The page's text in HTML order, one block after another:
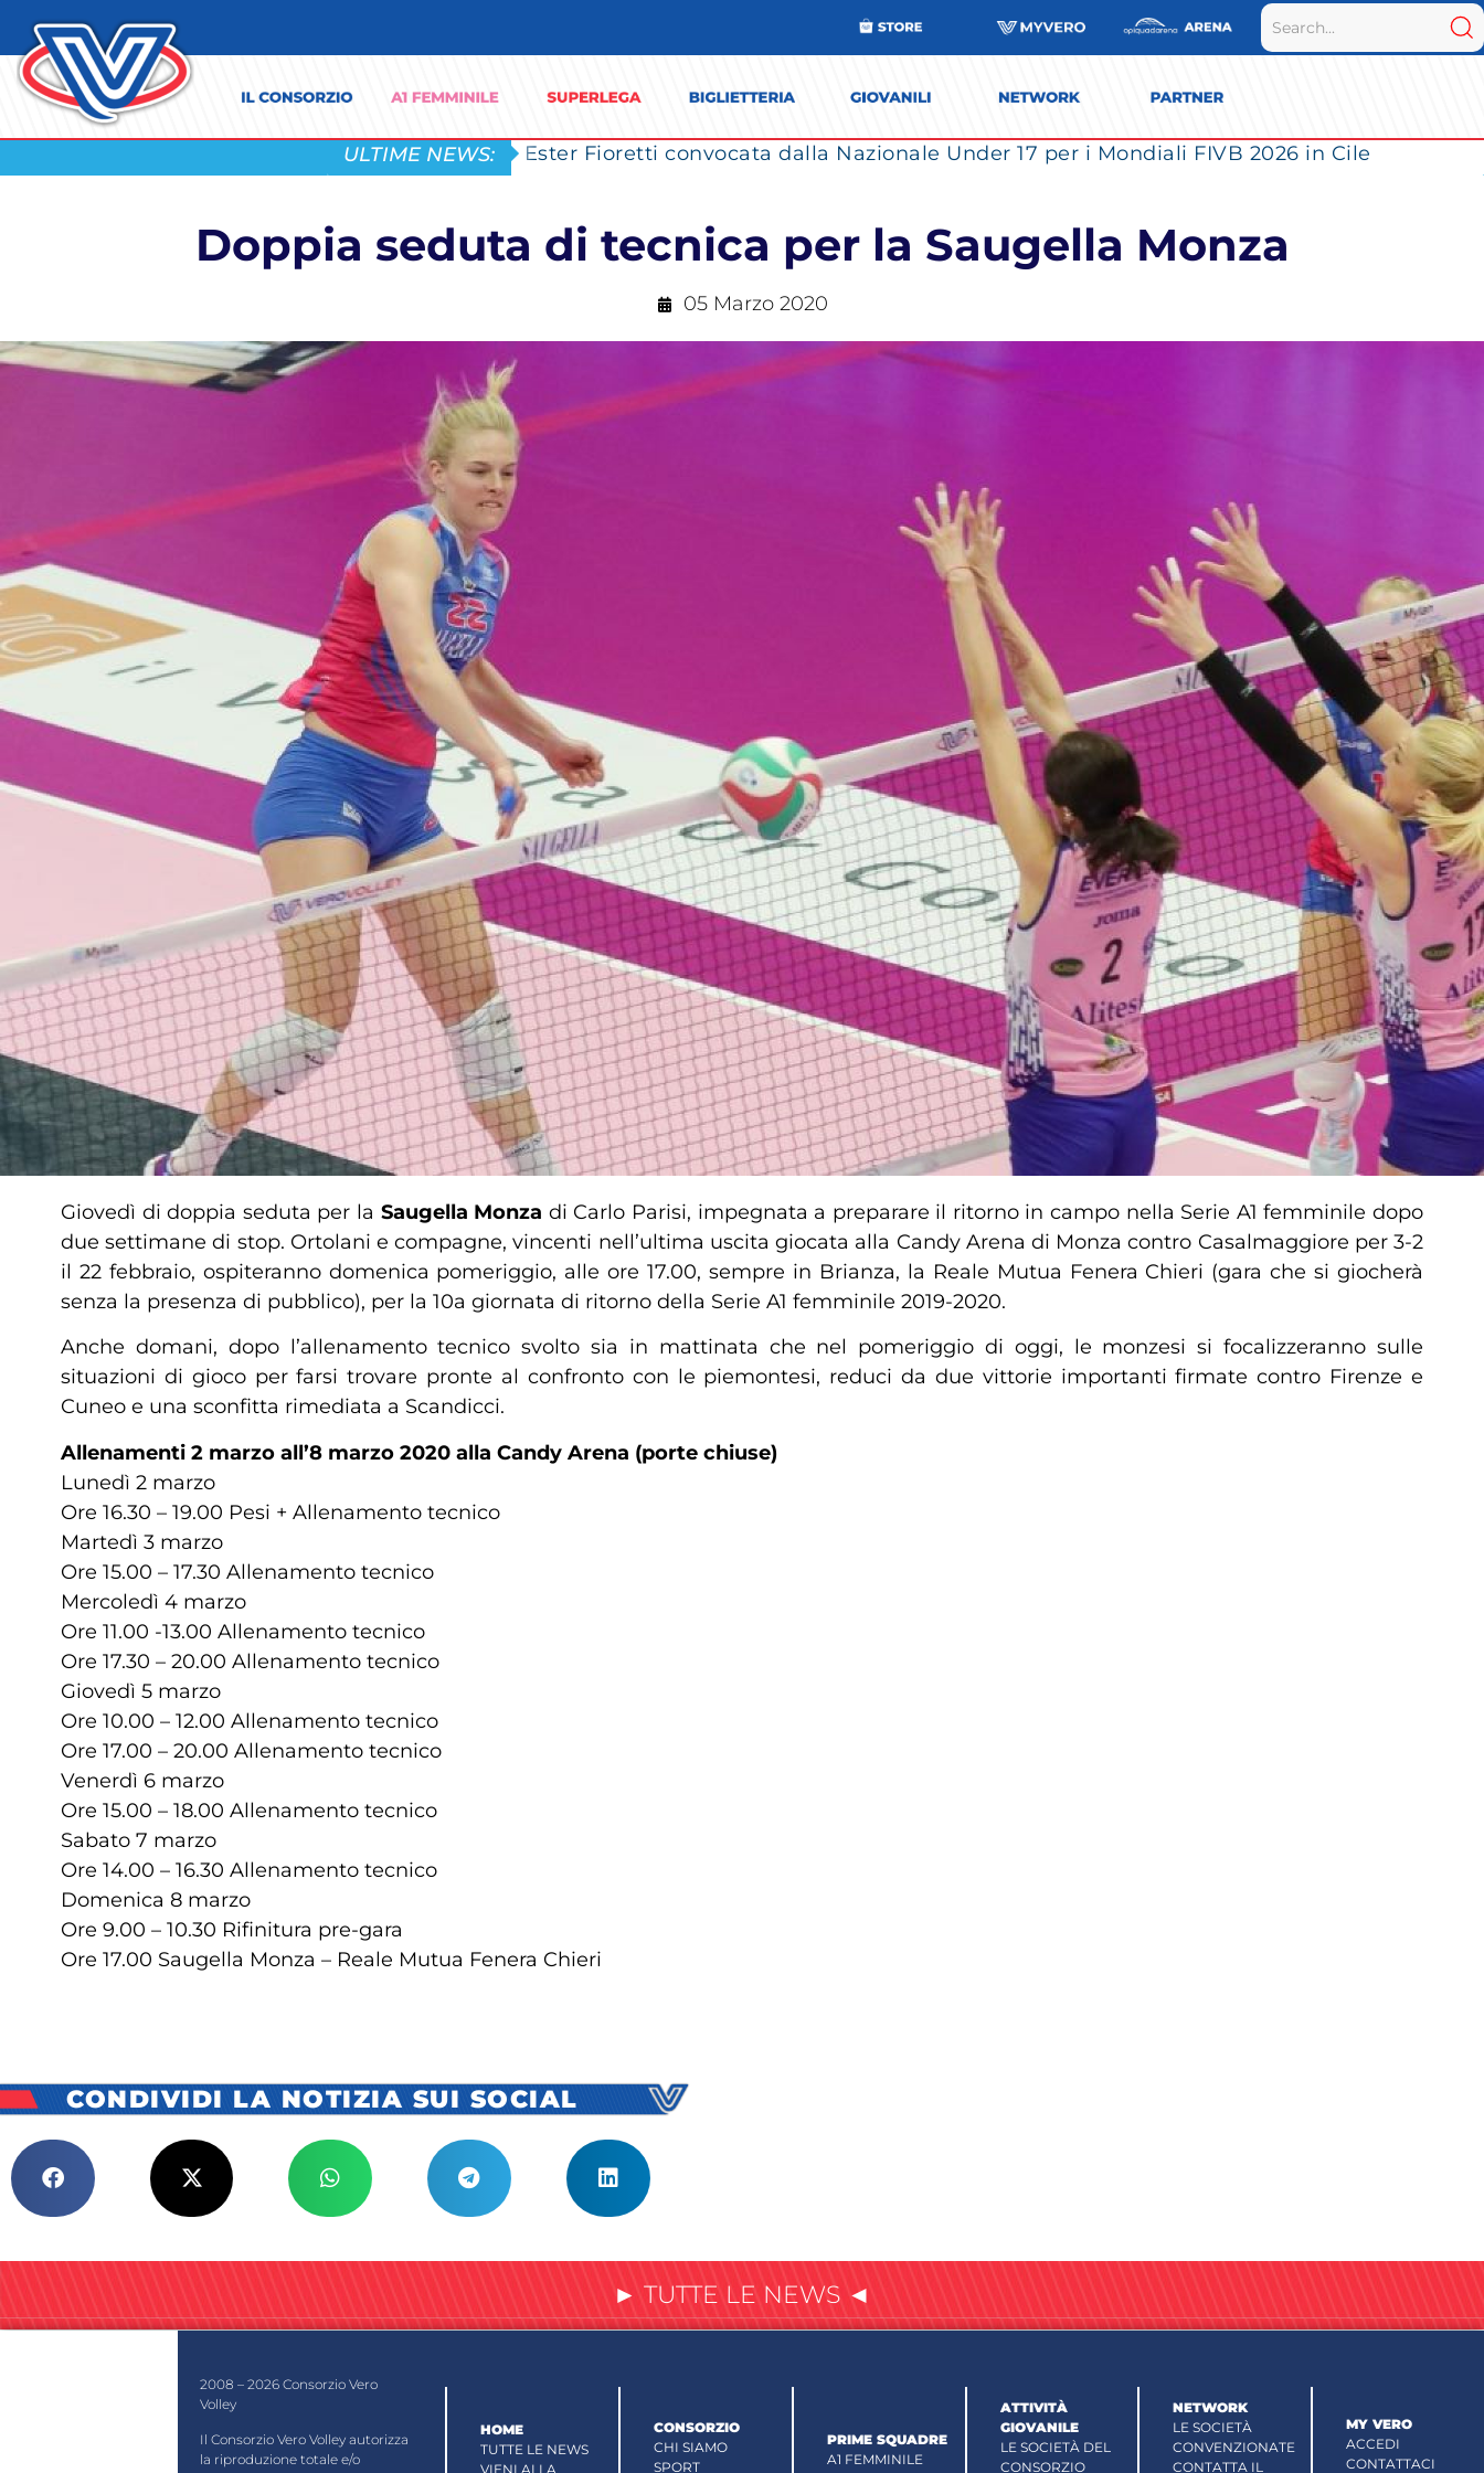
ULTIME NEWS: Ester Fioretti convocata dalla Nazionale Under 17 per i Mondiali FIVB 2026 in Cile
Doppia seduta di tecnica per la Saugella Monza
05 Marzo 2020
Giovedì di doppia seduta per la Saugella Monza di Carlo Parisi, impegnata a preparare il ritorno in campo nella Serie A1 femminile dopo
due settimane di stop. Ortolani e compagne, vincenti nell’ultima uscita giocata alla Candy Arena di Monza contro Casalmaggiore per 3-2
il 22 febbraio, ospiteranno domenica pomeriggio, alle ore 17.00, sempre in Brianza, la Reale Mutua Fenera Chieri (gara che si giocherà
senza la presenza di pubblico), per la 10a giornata di ritorno della Serie A1 femminile 2019-2020.
Anche domani, dopo l’allenamento tecnico svolto sia in mattinata che nel pomeriggio di oggi, le monzesi si focalizzeranno sulle
situazioni di gioco per farsi trovare pronte al confronto con le piemontesi, reduci da due vittorie importanti firmate contro Firenze e
Cuneo e una sconfitta rimediata a Scandicci.
Allenamenti 2 marzo all’8 marzo 2020 alla Candy Arena (porte chiuse)
Lunedì 2 marzo
Ore 16.30 – 19.00 Pesi + Allenamento tecnico
Martedì 3 marzo
Ore 15.00 – 17.30 Allenamento tecnico
Mercoledì 4 marzo
Ore 11.00 -13.00 Allenamento tecnico
Ore 17.30 – 20.00 Allenamento tecnico
Giovedì 5 marzo
Ore 10.00 – 12.00 Allenamento tecnico
Ore 17.00 – 20.00 Allenamento tecnico
Venerdì 6 marzo
Ore 15.00 – 18.00 Allenamento tecnico
Sabato 7 marzo
Ore 14.00 – 16.30 Allenamento tecnico
Domenica 8 marzo
Ore 9.00 – 10.30 Rifinitura pre-gara
Ore 17.00 Saugella Monza – Reale Mutua Fenera Chieri
CONDIVIDI LA NOTIZIA SUI SOCIAL
► TUTTE LE NEWS ◄
2008 – 2026 Consorzio Vero
Volley
Il Consorzio Vero Volley autorizza
la riproduzione totale e/o
HOME
TUTTE LE NEWS
VIENI ALLA
CONSORZIO
CHI SIAMO
SPORT
PRIME SQUADRE
A1 FEMMINILE
ATTIVITÀ
GIOVANILE
LE SOCIETÀ DEL
CONSORZIO
NETWORK
LE SOCIETÀ
CONVENZIONATE
CONTATTA IL
MY VERO
ACCEDI
CONTATTACI